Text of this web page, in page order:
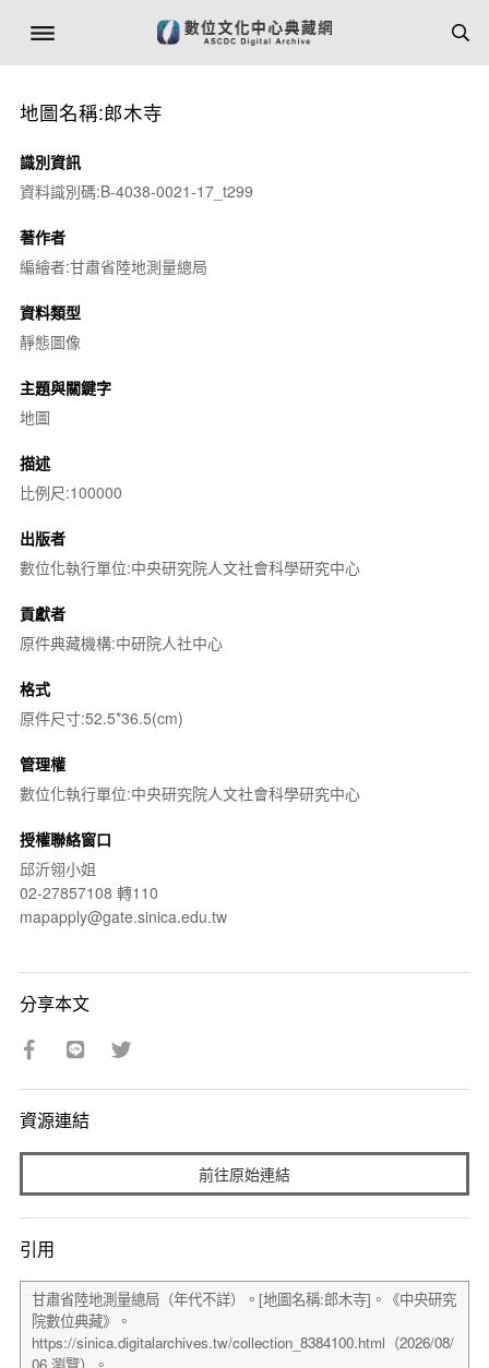
地圖名稱:郎木寺
識別資訊
資料識別碼:B-4038-0021-17_t299
著作者
編繪者:甘肅省陸地測量總局
資料類型
靜態圖像
主題與關鍵字
地圖
描述
比例尺:100000
出版者
數位化執行單位:中央研究院人文社會科學研究中心
貢獻者
原件典藏機構:中研院人社中心
格式
原件尺寸:52.5*36.5(cm)
管理權
數位化執行單位:中央研究院人文社會科學研究中心
授權聯絡窗口
邱沂翎小姐
02-27857108 轉110
mapapply@gate.sinica.edu.tw
分享本文
資源連結
前往原始連結
引用